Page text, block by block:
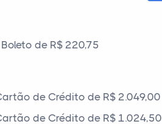
de R$ 220,75
de Crédito de R$ 2.049,00
de Crédito de R$ 1.024,50